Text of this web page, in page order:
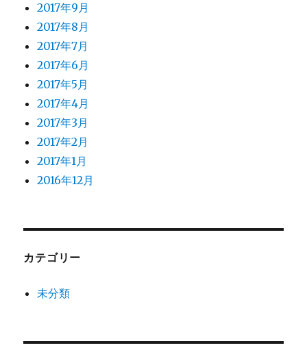
2017年9月
2017年8月
2017年7月
2017年6月
2017年5月
2017年4月
2017年3月
2017年2月
2017年1月
2016年12月
カテゴリー
未分類